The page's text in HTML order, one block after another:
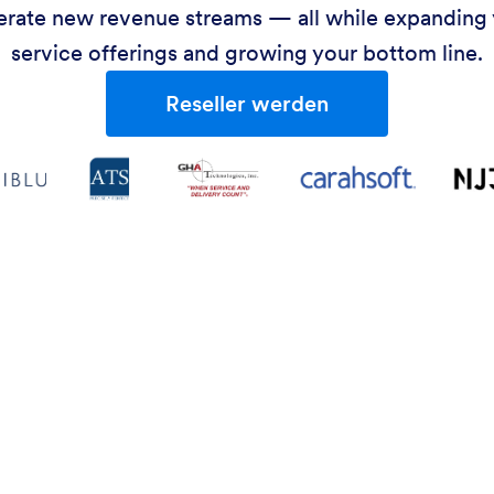
new revenue streams — all while expanding
service offerings and growing your bottom line.
Reseller werden